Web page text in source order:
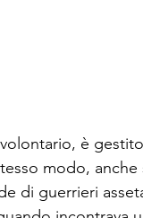
è
modo,
di guerrieri